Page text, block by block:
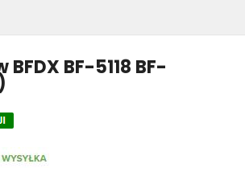
BF-5118 BF-